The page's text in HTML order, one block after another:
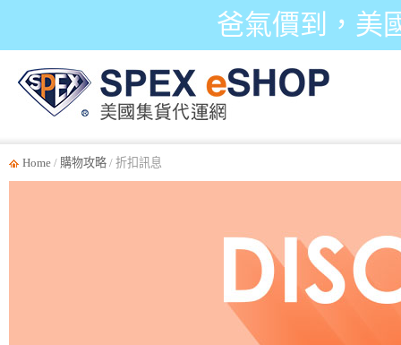
爸氣價到，美
Home / 購物攻略 / 折扣訊息